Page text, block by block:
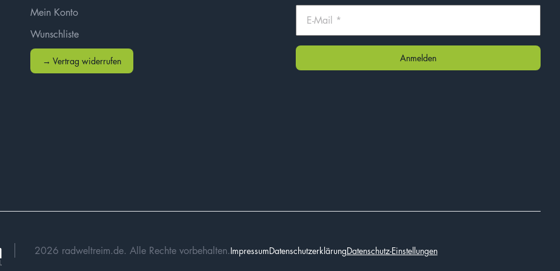
Mein Konto
Wunschliste
→ Vertrag widerrufen
2026 radweltreim.de. Alle Rechte vorbehalten.ImpressumDatenschutzerklärungDatenschutz-Einstellungen